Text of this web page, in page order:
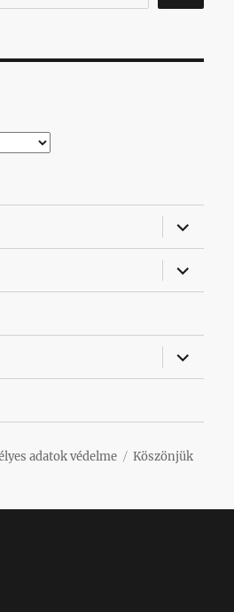
almenü
almenü
almenü
adatok védelme
Köszönjük